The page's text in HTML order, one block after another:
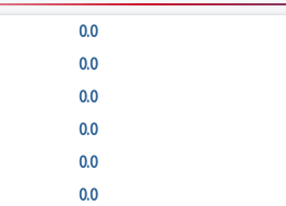
0.0
0.0
0.0
0.0
0.0
0.0